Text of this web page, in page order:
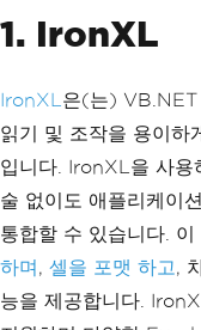
1. IronXL
IronXL 은(는) VB.NET
읽기 및 조작을 용이하
입니다. IronXL을 사용
술 없이도 애플리케이
통합할 수 있습니다.
하며 , 셀을 포맷 하고,
능을 제공합니다.